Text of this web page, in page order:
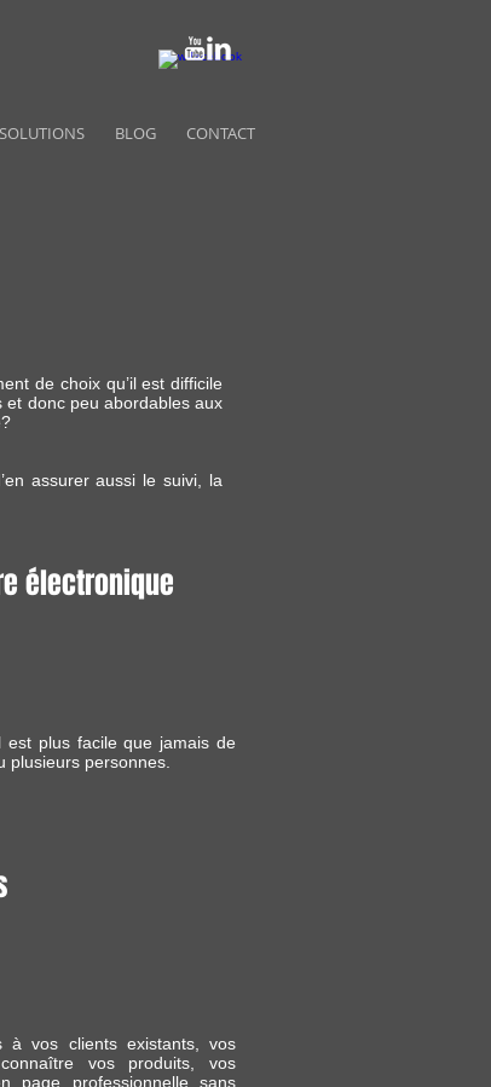
SOLUTIONS BLOG CONTACT
électronique
est plus facile que jamais de
plusieurs personnes.
à vos clients existants, vos
vos produits, vos
page professionnelle sans
de choix qu’il est difficile
et donc peu abordables aux
assurer aussi le suivi, la